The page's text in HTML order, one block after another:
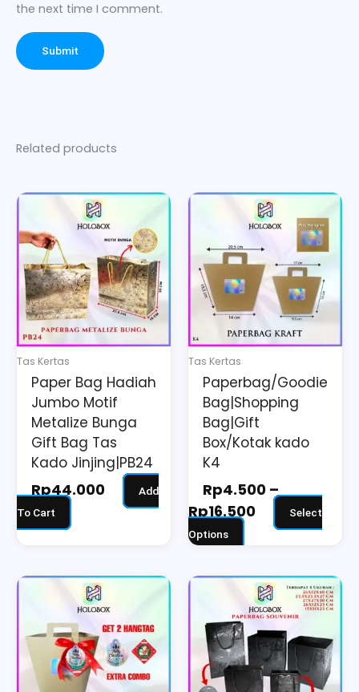
the next time I comment.
Related products
Tas Kertas
Paper Bag Hadiah
Jumbo Motif
Metalize Bunga
Gift Bag Tas
Kado Jinjing|PB24
Rp44.000
Add
To Cart
Tas Kertas
Paperbag/Goodie
Bag|Shopping
Bag|Gift
Box/Kotak kado
K4
Rp4.500 –
Rp16.500
Price
range:
Rp4.500
through
Rp16.500
Select
Options
This
product
has
multiple
variants.
The
options
be
chosen
on
the
page
Price
range:
Rp13.200
through
Rp26.700
This
product
has
multiple
variants.